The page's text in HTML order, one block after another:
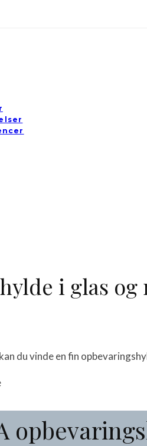
i glas
du vinde en fin